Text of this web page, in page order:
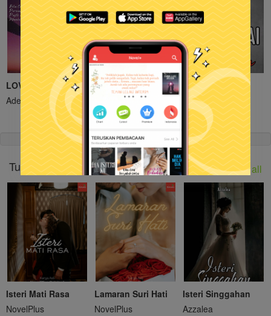
LOVE SCARS
Adeeyla SH
Pak Sanggup
Hargai Aku
AH Clans
Tuan CEO, I Love You! See all
Isteri Mati Rasa
NovelPlus
Lamaran Suri Hati
NovelPlus
Isteri Singgahan
Azzalea